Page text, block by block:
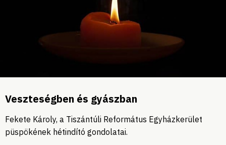
Veszteségben és gyászban
Fekete Károly, a Tiszántúli Református Egyházkerület
püspökének hétindító gondolatai.